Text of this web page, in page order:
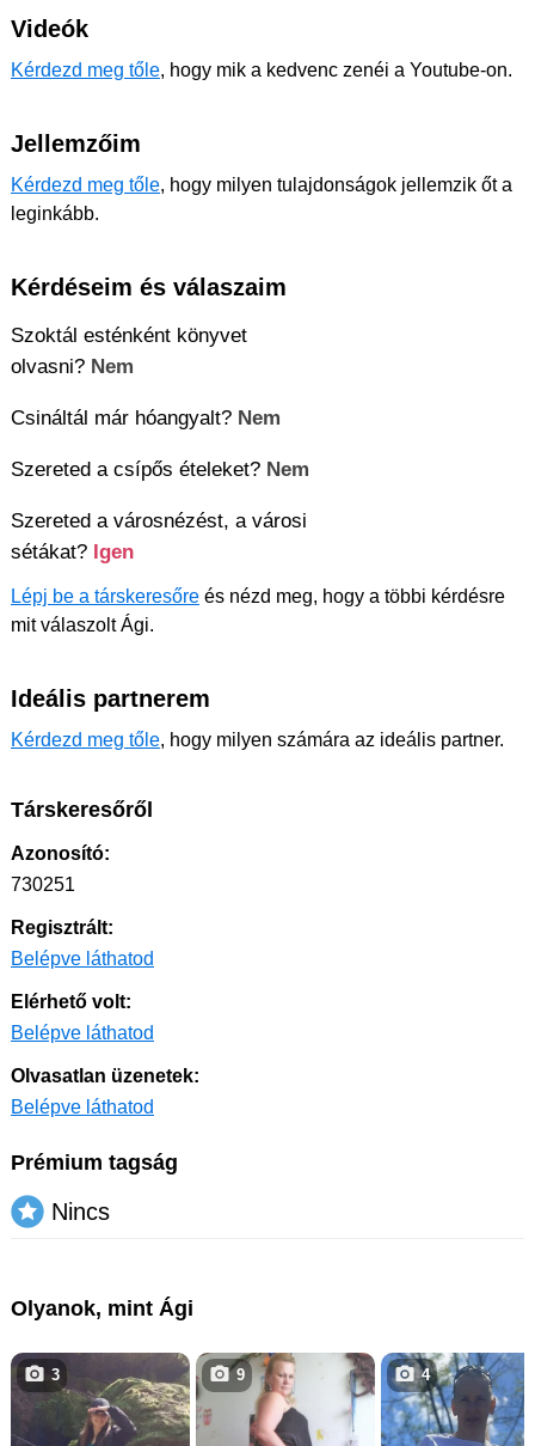
Videók
Kérdezd meg tőle, hogy mik a kedvenc zenéi a Youtube-on.
Jellemzőim
Kérdezd meg tőle, hogy milyen tulajdonságok jellemzik őt a
leginkább.
Kérdéseim és válaszaim
Szoktál esténként könyvet
olvasni? Nem
Csináltál már hóangyalt? Nem
Szereted a csípős ételeket? Nem
Szereted a városnézést, a városi
sétákat? Igen
Lépj be a társkeresőre és nézd meg, hogy a többi kérdésre
mit válaszolt Ági.
Ideális partnerem
Kérdezd meg tőle, hogy milyen számára az ideális partner.
Társkeresőről
Azonosító:
730251
Regisztrált:
Belépve láthatod
Elérhető volt:
Belépve láthatod
Olvasatlan üzenetek:
Belépve láthatod
Prémium tagság
Nincs
Olyanok, mint Ági
3 9 4